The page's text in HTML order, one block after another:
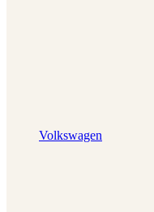
Volkswagen